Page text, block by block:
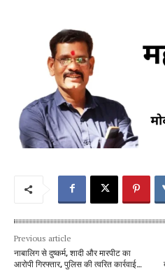
Previous article
नाबालिग से दुष्कर्म, शादी और मारपीट का
आरोपी गिरफ्तार, पुलिस की त्वरित कार्रवाई…